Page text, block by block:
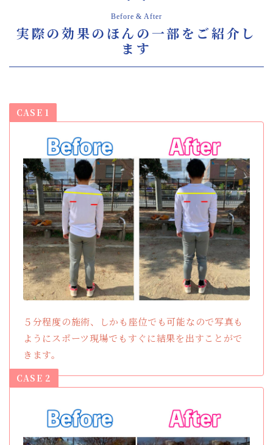
Before & After
実際の効果のほんの一部をご紹介し
ます
CASE 1
５分程度の施術、しかも座位でも可能なので写真も
ようにスポーツ現場でもすぐに結果を出すことがで
きます。
CASE 2